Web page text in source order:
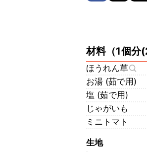
材料（1個
ほうれん草
お湯 (茹で用)
塩 (茹で用)
じゃがいも
ミニトマト
生地